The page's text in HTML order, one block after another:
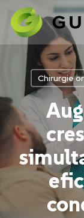
content
Chirurgie